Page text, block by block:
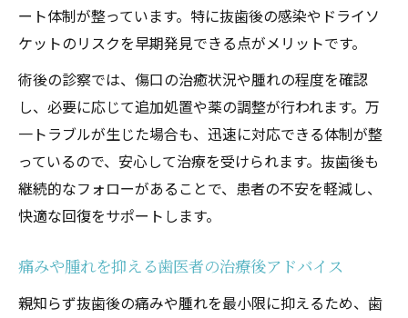
ート体制が整っています。特に抜歯後の感染やドライソ
ケットのリスクを早期発見できる点がメリットです。
術後の診察では、傷口の治癒状況や腫れの程度を確認
し、必要に応じて追加処置や薬の調整が行われます。万
一トラブルが生じた場合も、迅速に対応できる体制が整
っているので、安心して治療を受けられます。抜歯後も
継続的なフォローがあることで、患者の不安を軽減し、
快適な回復をサポートします。
痛みや腫れを抑える歯医者の治療後アドバイス
親知らず抜歯後の痛みや腫れを最小限に抑えるため、歯